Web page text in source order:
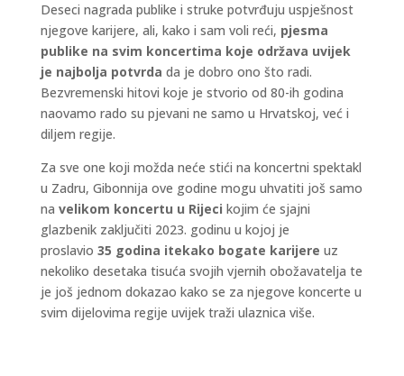
Deseci nagrada publike i struke potvrđuju uspješnost
njegove karijere, ali, kako i sam voli reći, pjesma
publike na svim koncertima koje održava uvijek
je najbolja potvrda da je dobro ono što radi.
Bezvremenski hitovi koje je stvorio od 80-ih godina
naovamo rado su pjevani ne samo u Hrvatskoj, već i
diljem regije.
Za sve one koji možda neće stići na koncertni spektakl
u Zadru, Gibonnija ove godine mogu uhvatiti još samo
na velikom koncertu u Rijeci kojim će sjajni
glazbenik zaključiti 2023. godinu u kojoj je
proslavio 35 godina itekako bogate karijere uz
nekoliko desetaka tisuća svojih vjernih obožavatelja te
je još jednom dokazao kako se za njegove koncerte u
svim dijelovima regije uvijek traži ulaznica više.